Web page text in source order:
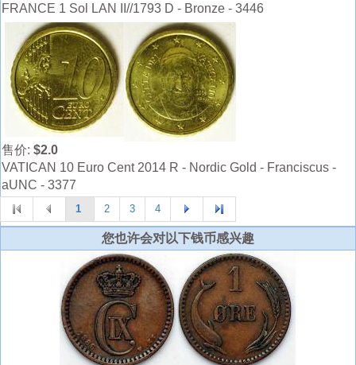
FRANCE 1 Sol LAN II//1793 D - Bronze - 3446
售价: $2.0
VATICAN 10 Euro Cent 2014 R - Nordic Gold - Franciscus -
aUNC - 3377
1 2 3 4
您也许会对以下钱币感兴趣